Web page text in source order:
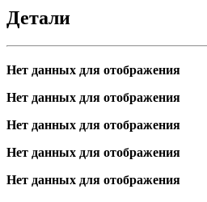
2000
Детали
Нет данных для отображения
Нет данных для отображения
Нет данных для отображения
Нет данных для отображения
Нет данных для отображения